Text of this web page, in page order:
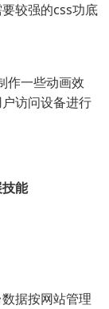
较强的css功底
作一些动画效
访问设备进行
能
据按网站管理